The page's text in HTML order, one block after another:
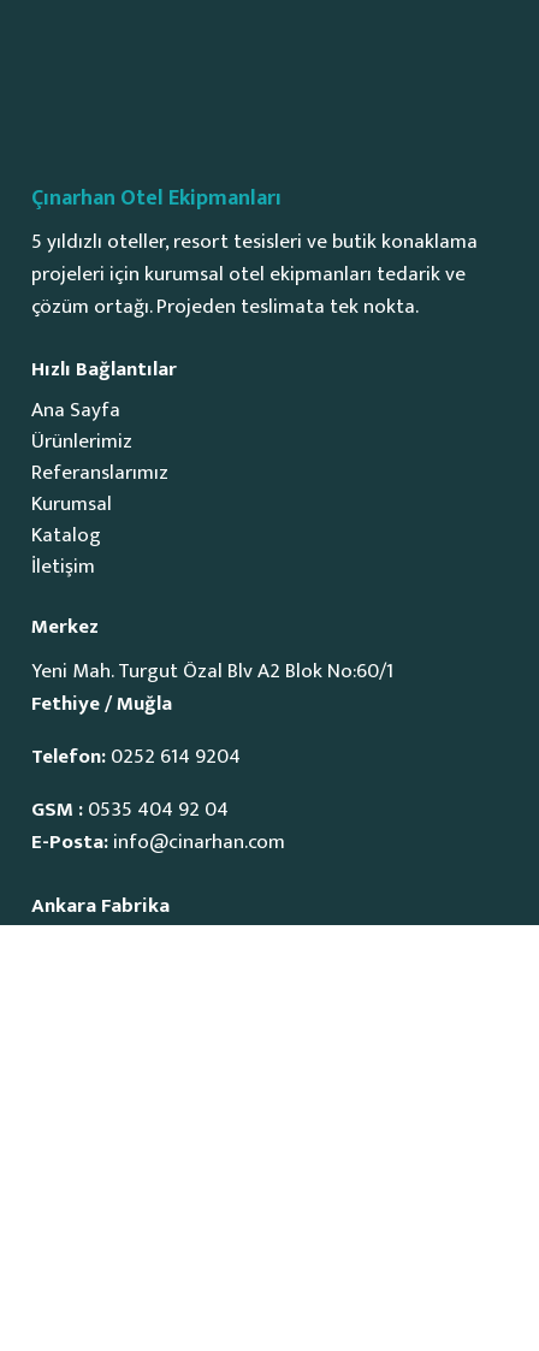
Çınarhan Otel Ekipmanları
5 yıldızlı oteller, resort tesisleri ve butik konaklama
projeleri için kurumsal otel ekipmanları tedarik ve
çözüm ortağı. Projeden teslimata tek nokta.
Hızlı Bağlantılar
Ana Sayfa
Ürünlerimiz
Referanslarımız
Kurumsal
Katalog
İletişim
Merkez
Yeni Mah. Turgut Özal Blv A2 Blok No:60/1
Fethiye / Muğla
Telefon:0252 614 9204
GSM :0535 404 92 04
E-Posta:info@cinarhan.com
Ankara Fabrika